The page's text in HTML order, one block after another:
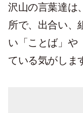
沢山の言葉達は
所で、出合い、
い「ことば」や
ている気がしま